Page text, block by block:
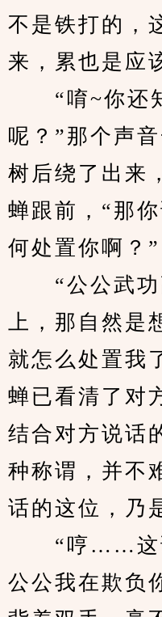
不是铁打的，
来，累也是应
“唷~你还知
呢？”那个声
树后绕了出来
蝉跟前，“那
何处置你啊？”
“公公武功
上，那自然
就怎么处置我
蝉已看清了对
结合对方说话
种称谓，并
话的这位，乃
“哼……这话
公公我在欺负